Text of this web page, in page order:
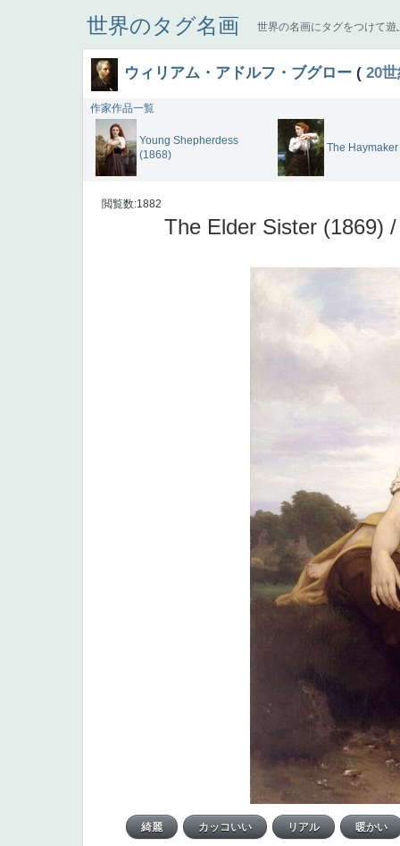
世界のタグ名画 世界の名画にタグをつけて遊
ウィリアム・アドルフ・ブグロー ( 20
作家作品一覧
Young Shepherdess
(1868)
The
閲覧数:1882
The Elder Sister (1869)